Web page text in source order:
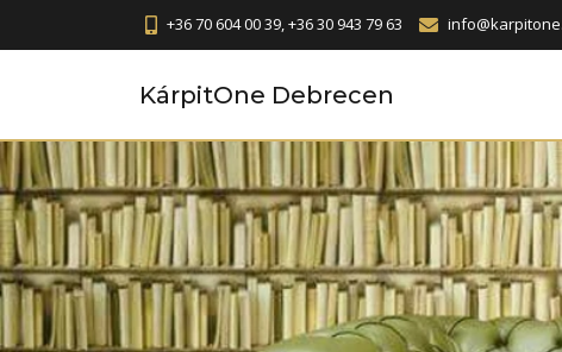
+36 70 604 00 39, +36 30 943 79 63
KárpitOne Debrecen